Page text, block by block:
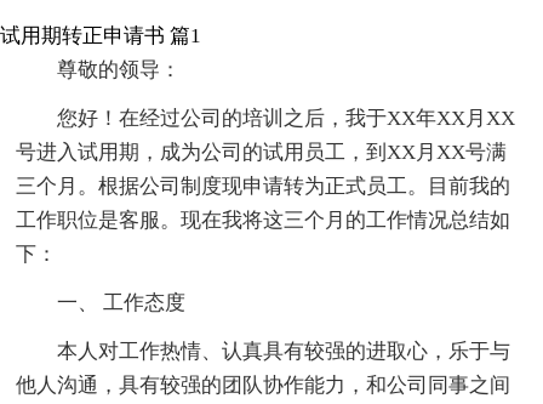
试用期转正申请书 篇1
尊敬的领导：
您好！在经过公司的培训之后，我于XX年XX月XX
号进入试用期，成为公司的试用员工，到XX月XX号满
三个月。根据公司制度现申请转为正式员工。目前我的
工作职位是客服。现在我将这三个月的工作情况总结如
下：
一、 工作态度
本人对工作热情、认真具有较强的进取心，乐于与
他人沟通，具有较强的团队协作能力，和公司同事之间